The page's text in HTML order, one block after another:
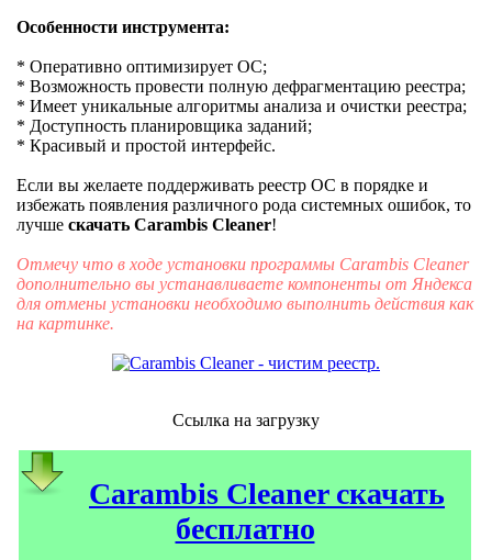
Особенности инструмента:
* Оперативно оптимизирует ОС;
* Возможность провести полную дефрагментацию реестра;
* Имеет уникальные алгоритмы анализа и очистки реестра;
* Доступность планировщика заданий;
* Красивый и простой интерфейс.
Если вы желаете поддерживать реестр ОС в порядке и
избежать появления различного рода системных ошибок, то
лучше скачать Carambis Cleaner!
Отмечу что в ходе установки программы Carambis Cleaner
дополнительно вы устанавливаете компоненты от Яндекса
для отмены установки необходимо выполнить действия как
на картинке.
Ссылка на загрузку
Carambis Cleaner скачать
бесплатно